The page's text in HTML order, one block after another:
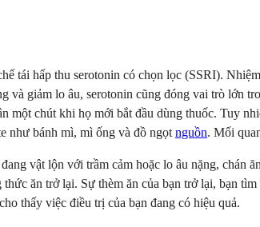
tái hấp thu serotonin có chọn lọc (SSRI).
và giảm lo âu, serotonin cũng đóng vai trò lớn
một chút khi họ mới bắt đầu dùng thuốc. Tuy
như bánh mì, mì ống và đồ ngọt nguồn. Mối
vật lộn với trầm cảm hoặc lo âu nặng, chán
ăn trở lại. Sự thèm ăn của bạn trở lại, bạn
thấy việc điều trị của bạn đang có hiệu quả.